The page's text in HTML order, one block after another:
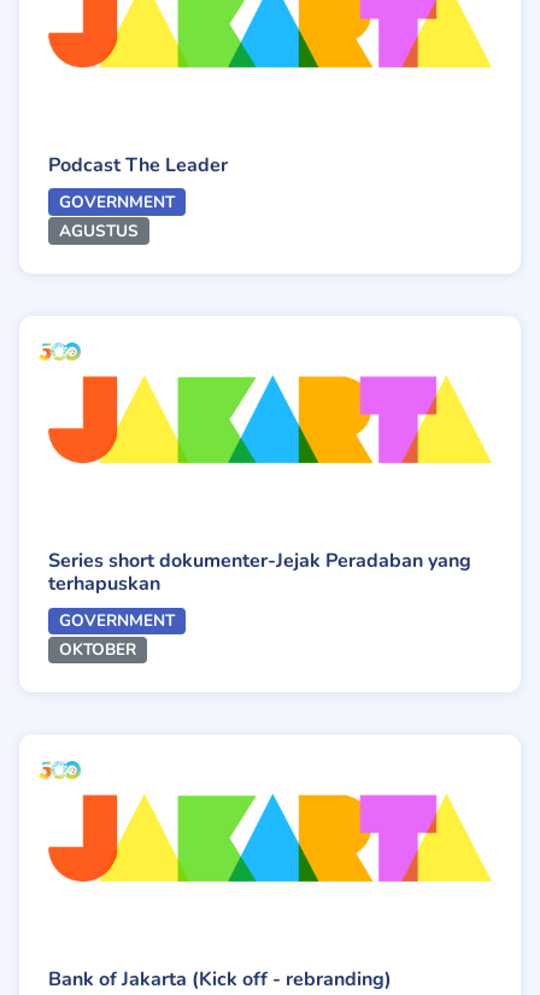
Podcast The Leader
GOVERNMENT
AGUSTUS
Series short dokumenter-Jejak Peradaban yang
terhapuskan
GOVERNMENT
OKTOBER
Bank of Jakarta (Kick off - rebranding)